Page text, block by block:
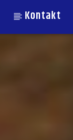
Kontakt